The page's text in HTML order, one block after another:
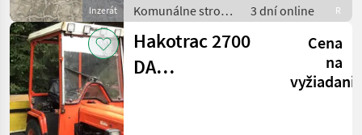
Inzerát
Komunálne stroje
/ Zametací stroj
3 dní online R
Hakotrac 2700
DA
Cena
na